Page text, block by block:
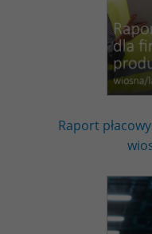
Raport